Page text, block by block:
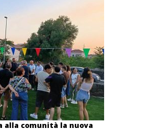
alla comunità la nuova